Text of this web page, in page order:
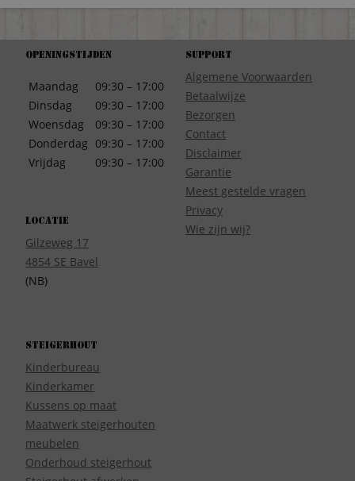
Openingstijden
Maandag
Dinsdag
Woensdag
Donderdag
Vrijdag
09:30 – 17:00
09:30 – 17:00
09:30 – 17:00
09:30 – 17:00
09:30 – 17:00
Locatie
Gilzeweg 17
4854 SE Bavel
(NB)
Support
Algemene Voorwaarden
Betaalwijze
Bezorgen
Contact
Disclaimer
Garantie
Meest gestelde vragen
Privacy
Wie zijn wij?
Steigerhout
Kinderbureau
Kinderkamer
Kussens op maat
Maatwerk steigerhouten
meubelen
Onderhoud steigerhout